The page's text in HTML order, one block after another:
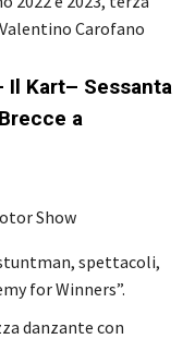
Carofano
Il Kart– Sessanta
a
Show
spettacoli,
for Winners”.
danzante con